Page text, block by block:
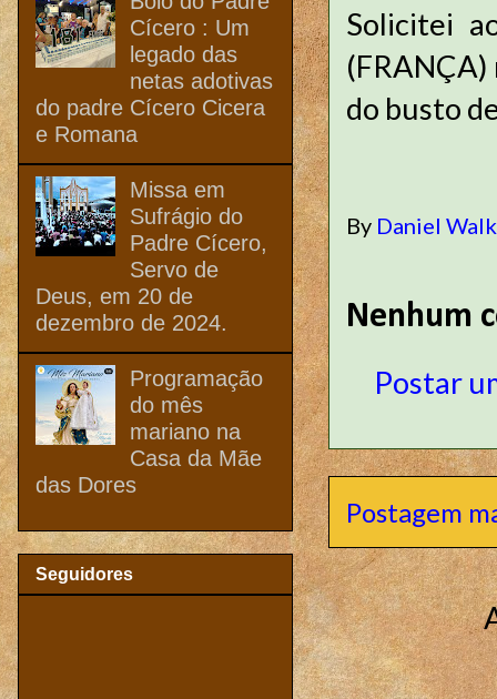
Solicitei
do busto
By Daniel
Nenhum
Postar
Postagem
Cícero : Um
legado das
netas adotivas
do padre Cícero Cicera
e Romana
Missa em
Sufrágio do
Padre Cícero,
Servo de
Deus, em 20 de
dezembro de 2024.
Programação
do mês
mariano na
Casa da Mãe
das Dores
Seguidores